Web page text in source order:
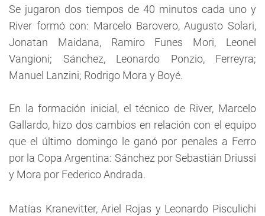
Se jugaron dos tiempos de 40 minutos cada uno y
River formó con: Marcelo Barovero, Augusto Solari,
Jonatan Maidana, Ramiro Funes Mori, Leonel
Vangioni; Sánchez, Leonardo Ponzio, Ferreyra;
Manuel Lanzini; Rodrigo Mora y Boyé.
En la formación inicial, el técnico de River, Marcelo
Gallardo, hizo dos cambios en relación con el equipo
que el último domingo le ganó por penales a Ferro
por la Copa Argentina: Sánchez por Sebastián Driussi
y Mora por Federico Andrada.
Matías Kranevitter, Ariel Rojas y Leonardo Pisculichi